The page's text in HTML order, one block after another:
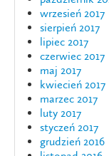
wrzesień 2017
sierpień 2017
lipiec 2017
czerwiec 2017
maj 2017
kwiecień 2017
marzec 2017
luty 2017
styczeń 2017
grudzień 2016